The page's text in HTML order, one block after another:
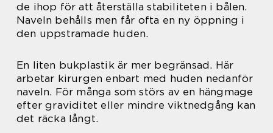
de ihop för att återställa stabiliteten i bålen.
Naveln behålls men får ofta en ny öppning i
den uppstramade huden.
En liten bukplastik är mer begränsad. Här
arbetar kirurgen enbart med huden nedanför
naveln. För många som störs av en hängmage
efter graviditet eller mindre viktnedgång kan
det räcka långt.